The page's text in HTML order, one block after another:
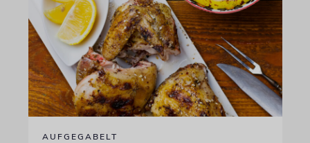
AUFGEGABELT